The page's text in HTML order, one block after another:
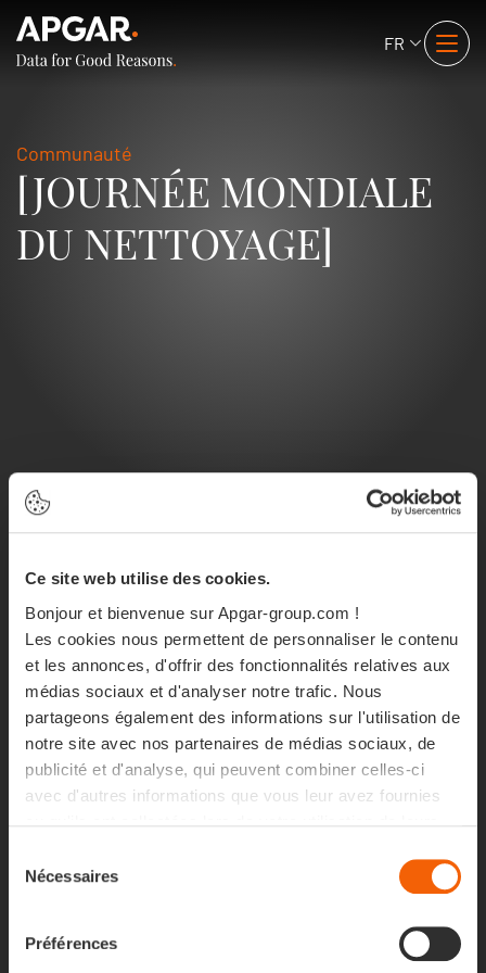
Ce site web utilise des cookies.
Bonjour et bienvenue sur Apgar-group.com !
Les cookies nous permettent de personnaliser le contenu
et les annonces, d'offrir des fonctionnalités relatives aux
médias sociaux et d'analyser notre trafic. Nous
partageons également des informations sur l'utilisation de
notre site avec nos partenaires de médias sociaux, de
publicité et d'analyse, qui peuvent combiner celles-ci
avec d'autres informations que vous leur avez fournies
Nécessaires
Préférences
FR
Communauté
[JOURNÉE MONDIALE
DU NETTOYAGE]
[JOURNÉE
MONDIALE DU
NETTOYAGE]
.